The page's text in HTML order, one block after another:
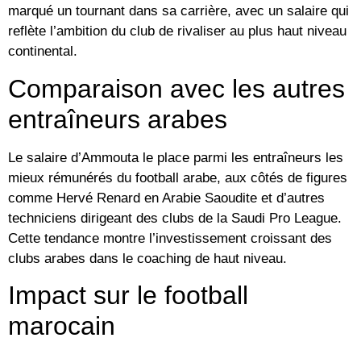
marqué un tournant dans sa carrière, avec un salaire qui
reflète l’ambition du club de rivaliser au plus haut niveau
continental.
Comparaison avec les autres
entraîneurs arabes
Le salaire d’Ammouta le place parmi les entraîneurs les
mieux rémunérés du football arabe, aux côtés de figures
comme Hervé Renard en Arabie Saoudite et d’autres
techniciens dirigeant des clubs de la Saudi Pro League.
Cette tendance montre l’investissement croissant des
clubs arabes dans le coaching de haut niveau.
Impact sur le football
marocain